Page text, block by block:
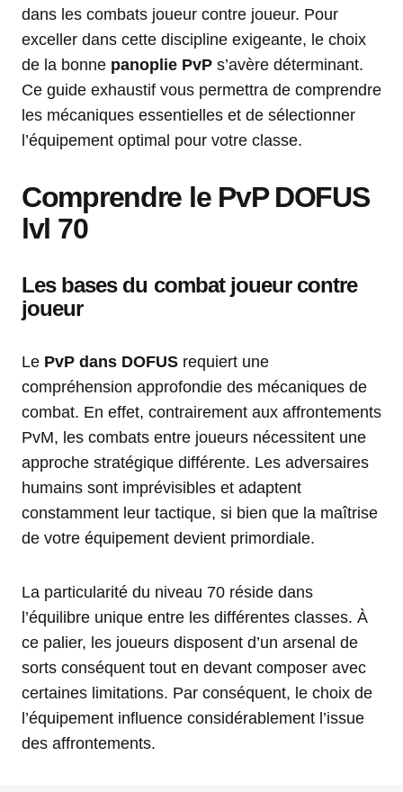
dans les combats joueur contre joueur. Pour
exceller dans cette discipline exigeante, le choix
de la bonne panoplie PvP s’avère déterminant.
Ce guide exhaustif vous permettra de comprendre
les mécaniques essentielles et de sélectionner
l’équipement optimal pour votre classe.
Comprendre le PvP DOFUS
lvl 70
Les bases du combat joueur contre
joueur
Le PvP dans DOFUS requiert une
compréhension approfondie des mécaniques de
combat. En effet, contrairement aux affrontements
PvM, les combats entre joueurs nécessitent une
approche stratégique différente. Les adversaires
humains sont imprévisibles et adaptent
constamment leur tactique, si bien que la maîtrise
de votre équipement devient primordiale.
La particularité du niveau 70 réside dans
l’équilibre unique entre les différentes classes. À
ce palier, les joueurs disposent d’un arsenal de
sorts conséquent tout en devant composer avec
certaines limitations. Par conséquent, le choix de
l’équipement influence considérablement l’issue
des affrontements.